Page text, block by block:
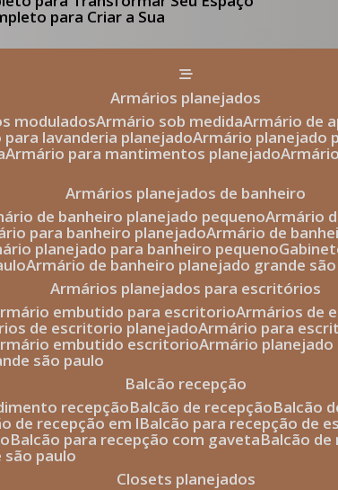
para Criar a Sua
armários planejados
modulados armário sob medida armário de
para lavanderia planejado armário planejado
armário para mantimentos planejado
armários planejados de banheiro
de banheiro planejado pequeno armário
para banheiro planejado armário de
planejado para banheiro pequeno
armário de banheiro planejado grande
armários planejados para escritórios
armário embutido para escritorio armários de
de escritorio planejado armário para
armário embutido escritorio armário
são paulo
balcão recepção
recepção balcão de recepção balcão
de recepção em l balcão para recepção de
balcão para recepção com gaveta balcão
são paulo
closets planejados